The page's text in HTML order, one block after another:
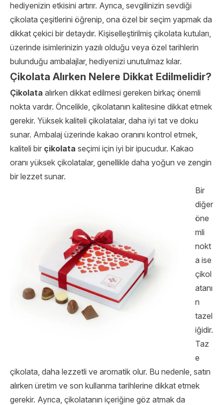
hediyenizin etkisini artırır. Ayrıca, sevgilinizin sevdiği
çikolata çeşitlerini öğrenip, ona özel bir seçim yapmak da
dikkat çekici bir detaydır. Kişiselleştirilmiş çikolata kutuları,
üzerinde isimlerinizin yazılı olduğu veya özel tarihlerin
bulunduğu ambalajlar, hediyenizi unutulmaz kılar.
Çikolata Alırken Nelere Dikkat Edilmelidir?
Çikolata alırken dikkat edilmesi gereken birkaç önemli
nokta vardır. Öncelikle, çikolatanın kalitesine dikkat etmek
gerekir. Yüksek kaliteli çikolatalar, daha iyi tat ve doku
sunar. Ambalaj üzerinde kakao oranını kontrol etmek,
kaliteli bir çikolata seçimi için iyi bir ipucudur. Kakao
oranı yüksek çikolatalar, genellikle daha yoğun ve zengin
bir lezzet sunar.
Bir
diğer
öne
mli
nokt
a ise
çikol
atanı
n
tazel
iğidir.
Taz
e
çikolata, daha lezzetli ve aromatik olur. Bu nedenle, satın
alırken üretim ve son kullanma tarihlerine dikkat etmek
gerekir. Ayrıca, çikolatanın içeriğine göz atmak da